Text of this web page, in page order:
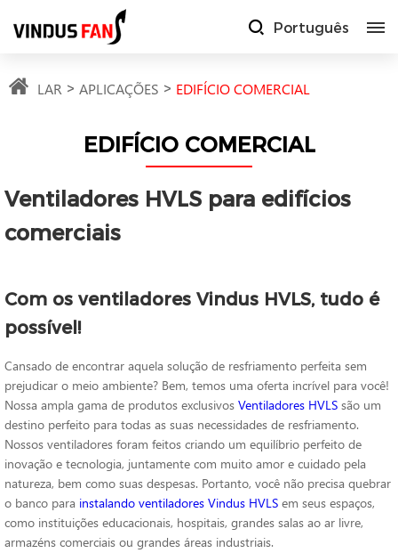
Português
LAR APLICAÇÕES EDIFÍCIO COMERCIAL
EDIFÍCIO COMERCIAL
Ventiladores HVLS para edifícios
comerciais
Com os ventiladores Vindus HVLS, tudo é
possível!
Cansado de encontrar aquela solução de resfriamento perfeita sem
prejudicar o meio ambiente? Bem, temos uma oferta incrível para você!
Nossa ampla gama de produtos exclusivosVentiladores HVLSsão um
destino perfeito para todas as suas necessidades de resfriamento.
Nossos ventiladores foram feitos criando um equilíbrio perfeito de
inovação e tecnologia, juntamente com muito amor e cuidado pela
natureza, bem como suas despesas. Portanto, você não precisa quebrar
o banco para instalando ventiladores Vindus HVLSem seus espaços,
como instituições educacionais, hospitais, grandes salas ao ar livre,
armazéns comerciais ou grandes áreas industriais.